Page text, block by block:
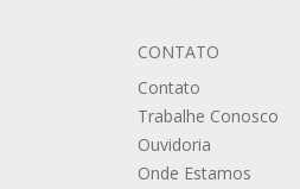
CONTATO
Contato
Trabalhe Conosco
Ouvidoria
Onde Estamos